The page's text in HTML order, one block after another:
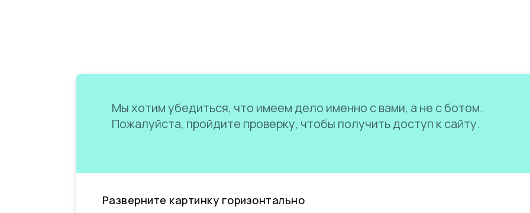
Мы хотим убедиться, что имеем дело именно с вами, а не с ботом.
Пожалуйста, пройдите проверку, чтобы получить доступ к сайту.
Разверните картинку горизонтально